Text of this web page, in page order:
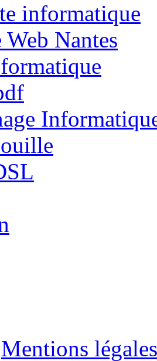
informatique
Web Nantes
Mentions légales